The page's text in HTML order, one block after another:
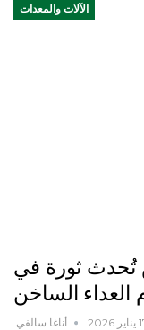
الآلات والمعدات
تُحدث ثورة في
العداء الساخن
أناغا سالفي 2026